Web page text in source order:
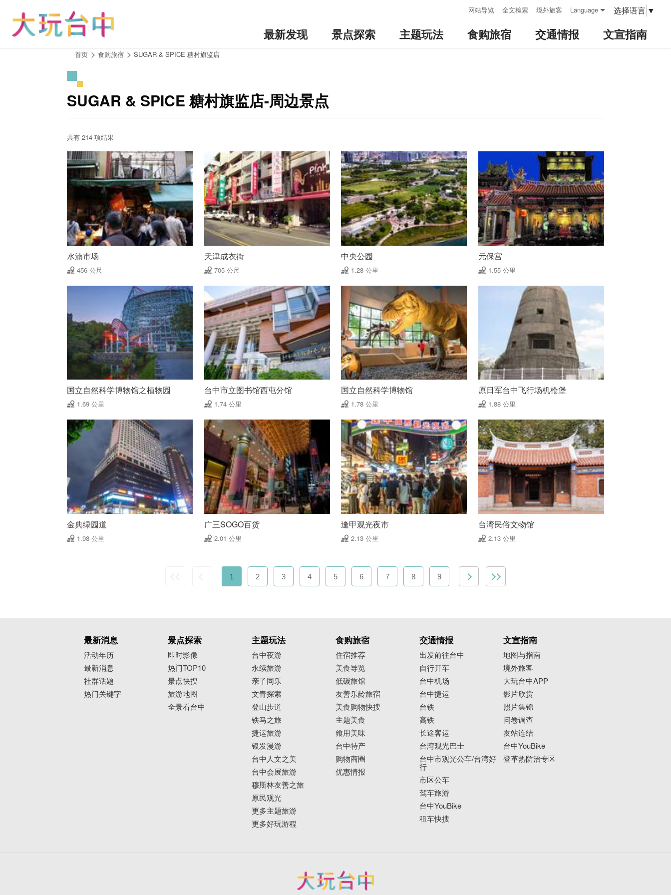
网站导览 全文检索 境外旅客 Language 选择语言 ▼
最新发现 景点探索 主题玩法 食购旅宿 交通情报 文宣指南
首页 食购旅宿 SUGAR & SPICE 糖村旗监店
SUGAR & SPICE 糖村旗监店-周边景点
共有 214 项结果
水湳市场
456 公尺
天津成衣街
705 公尺
中央公园
1.28 公里
元保宫
1.55 公里
国立自然科学博物馆之植物园
1.69 公里
台中市立图书馆西屯分馆
1.74 公里
国立自然科学博物馆
1.78 公里
原日军台中飞行场机枪堡
1.88 公里
金典绿园道
1.98 公里
广三SOGO百货
2.01 公里
逢甲观光夜市
2.13 公里
台湾民俗文物馆
2.13 公里
1 2 3 4 5 6 7 8 9
最新消息
活动年历
最新消息
社群话题
热门关键字
景点探索
即时影像
热门TOP10
景点快搜
旅游地图
全景看台中
主题玩法
台中夜游
永续旅游
亲子同乐
文青探索
登山步道
铁马之旅
捷运旅游
银发漫游
台中人文之美
台中会展旅游
穆斯林友善之旅
原民观光
更多主题旅游
更多好玩游程
食购旅宿
住宿推荐
美食导览
低碳旅馆
友善乐龄旅宿
美食购物快搜
主题美食
飨用美味
台中特产
购物商圈
优惠情报
交通情报
出发前往台中
自行开车
台中机场
台中捷运
台铁
高铁
长途客运
台湾观光巴士
台中市观光公车/台湾好
行
市区公车
驾车旅游
台中YouBike
租车快搜
文宣指南
地图与指南
境外旅客
大玩台中APP
影片欣赏
照片集锦
问卷调查
友站连结
台中YouBike
登革热防治专区